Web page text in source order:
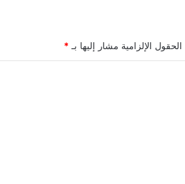
الحقول الإلزامية مشار إليها بـ *